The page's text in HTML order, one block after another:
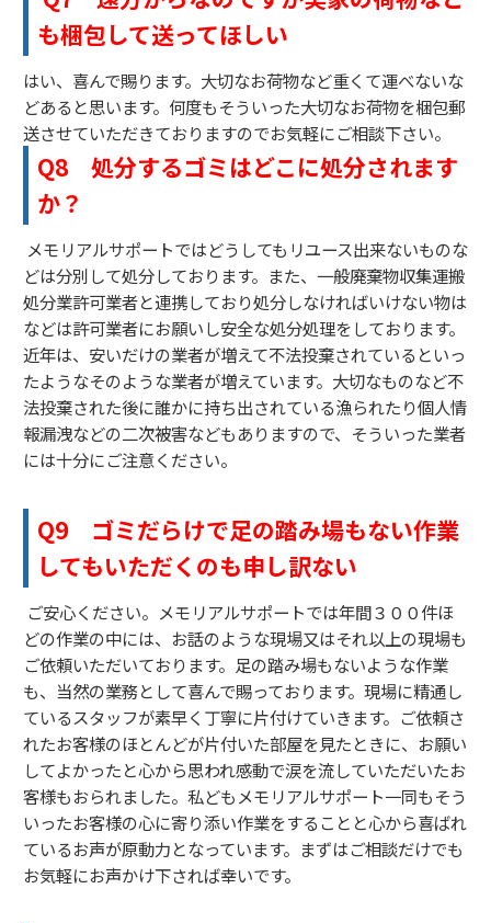
も梱包して送ってほしい
はい、喜んで賜ります。大切なお荷物など重くて運べないな
どあると思います。何度もそういった大切なお荷物を梱包郵
送させていただきておりますのでお気軽にご相談下さい。
Q8処分するゴミはどこに処分されます
か？
メモリアルサポートではどうしてもリユース出来ないものな
どは分別して処分しております。また、一般廃棄物収集運搬
処分業許可業者と連携しており処分しなければいけない物は
などは許可業者にお願いし安全な処分処理をしております。
近年は、安いだけの業者が増えて不法投棄されているといっ
たようなそのような業者が増えています。大切なものなど不
法投棄された後に誰かに持ち出されている漁られたり個人情
報漏洩などの二次被害などもありますので、そういった業者
には十分にご注意ください。
Q9ゴミだらけで足の踏み場もない作業
してもいただくのも申し訳ない
ご安心ください。メモリアルサポートでは年間３００件ほ
どの作業の中には、お話のような現場又はそれ以上の現場も
ご依頼いただいております。足の踏み場もないような作業
も、当然の業務として喜んで賜っております。現場に精通し
ているスタッフが素早く丁寧に片付けていきます。ご依頼さ
れたお客様のほとんどが片付いた部屋を見たときに、お願い
してよかったと心から思われ感動で涙を流していただいたお
客様もおられました。私どもメモリアルサポート一同もそう
いったお客様の心に寄り添い作業をすることと心から喜ばれ
ているお声が原動力となっています。まずはご相談だけでも
お気軽にお声かけ下されば幸いです。